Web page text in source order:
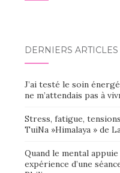
DERNIERS ARTICLES
J’ai testé le soin
ne m’attendais pas à
Stress, fatigue,
TuiNa »Himalaya » de
Quand le mental
expérience d’une